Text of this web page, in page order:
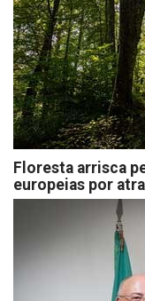
Floresta arrisca
europeias por